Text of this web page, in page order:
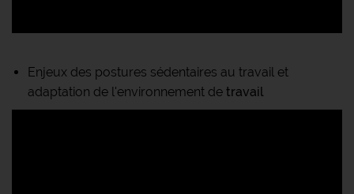
Enjeux des postures sédentaires au travail et
adaptation de l'environnement de travail